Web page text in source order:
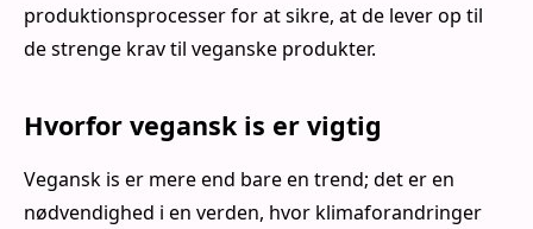
produktionsprocesser for at sikre, at de lever op til
de strenge krav til veganske produkter.
Hvorfor vegansk is er vigtig
Vegansk is er mere end bare en trend; det er en
nødvendighed i en verden, hvor klimaforandringer